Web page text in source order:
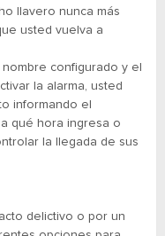
llavero nunca más
usted vuelva a
configurado y el
la alarma, usted
informando el
qué hora ingresa o
la llegada de sus
delictivo o por un